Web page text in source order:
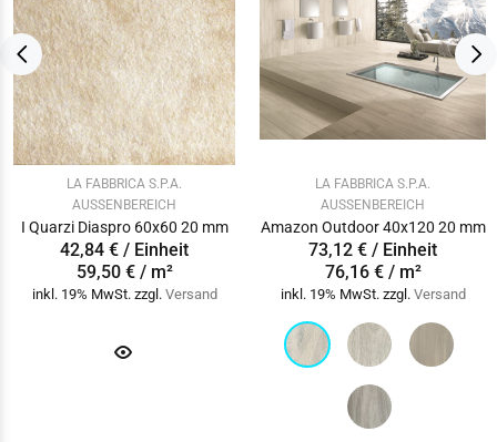
LA FABBRICA S.P.A.
AUSSENBEREICH
I Quarzi Diaspro 60x60 20 mm
42,84 € / Einheit
59,50 € / m²
inkl. 19% MwSt. zzgl. Versand
LA FABBRICA S.P.A.
AUSSENBEREICH
Amazon Outdoor 40x120 20 mm
73,12 € / Einheit
76,16 € / m²
inkl. 19% MwSt. zzgl. Versand